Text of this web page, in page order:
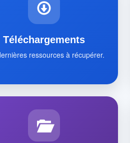
Téléchargements
ressources à récupérer.